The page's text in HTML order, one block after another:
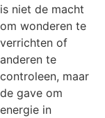
is niet de macht
om wonderen te
verrichten of
anderen te
controleen, maar
de gave om
energie in